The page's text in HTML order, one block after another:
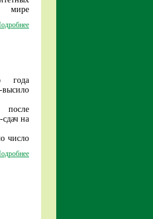
тов-
мире
100
года
высило
на
число